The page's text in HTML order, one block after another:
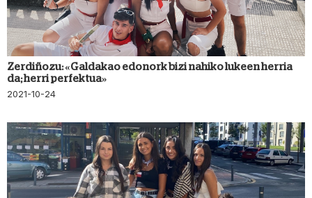
Zerdiñozu: «Galdakao edonork bizi nahiko lukeen herria
da; herri perfektua»
2021-10-24